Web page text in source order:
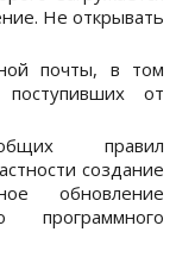
Не открывать
почты, в том
от
правил
создание
обновление
программного